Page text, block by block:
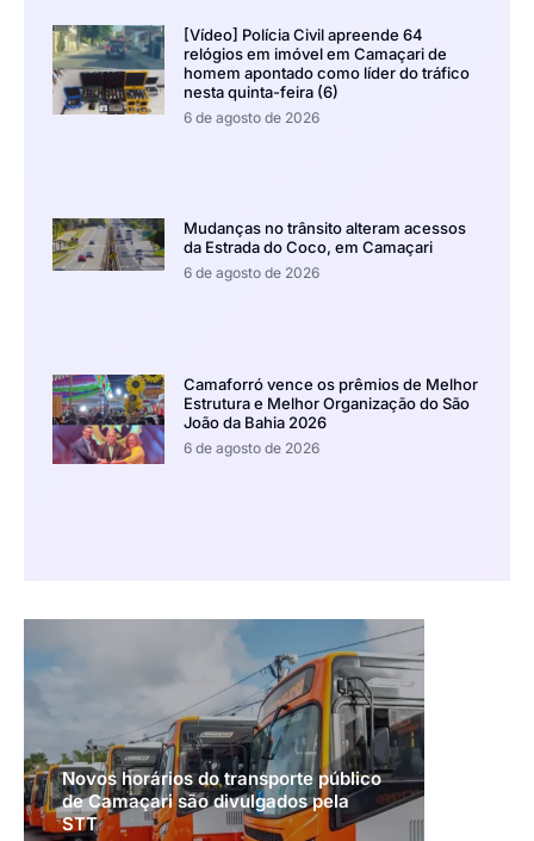
[Vídeo] Polícia Civil apreende 64
relógios em imóvel em Camaçari de
homem apontado como líder do tráfico
nesta quinta-feira (6)
6 de agosto de 2026
Mudanças no trânsito alteram acessos
da Estrada do Coco, em Camaçari
6 de agosto de 2026
Camaforró vence os prêmios de Melhor
Estrutura e Melhor Organização do São
João da Bahia 2026
6 de agosto de 2026
Novos horários do transporte público
de Camaçari são divulgados pela
STT